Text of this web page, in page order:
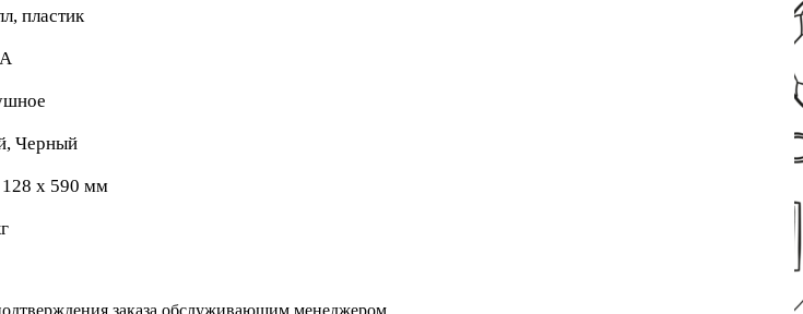
пластик
Черный
x 590 мм
заказа обслуживающим менеджером.